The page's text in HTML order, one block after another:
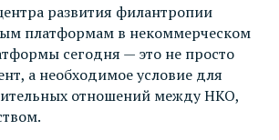
развития филантропии
платформам в некоммерческом
сегодня — это не просто
а необходимое условие для
отношений между НКО,